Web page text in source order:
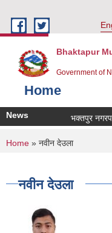
Bhaktapur
Government of
Home
News भक्तपुर
You are here
Home » नवीन देउला
नवीन देउला